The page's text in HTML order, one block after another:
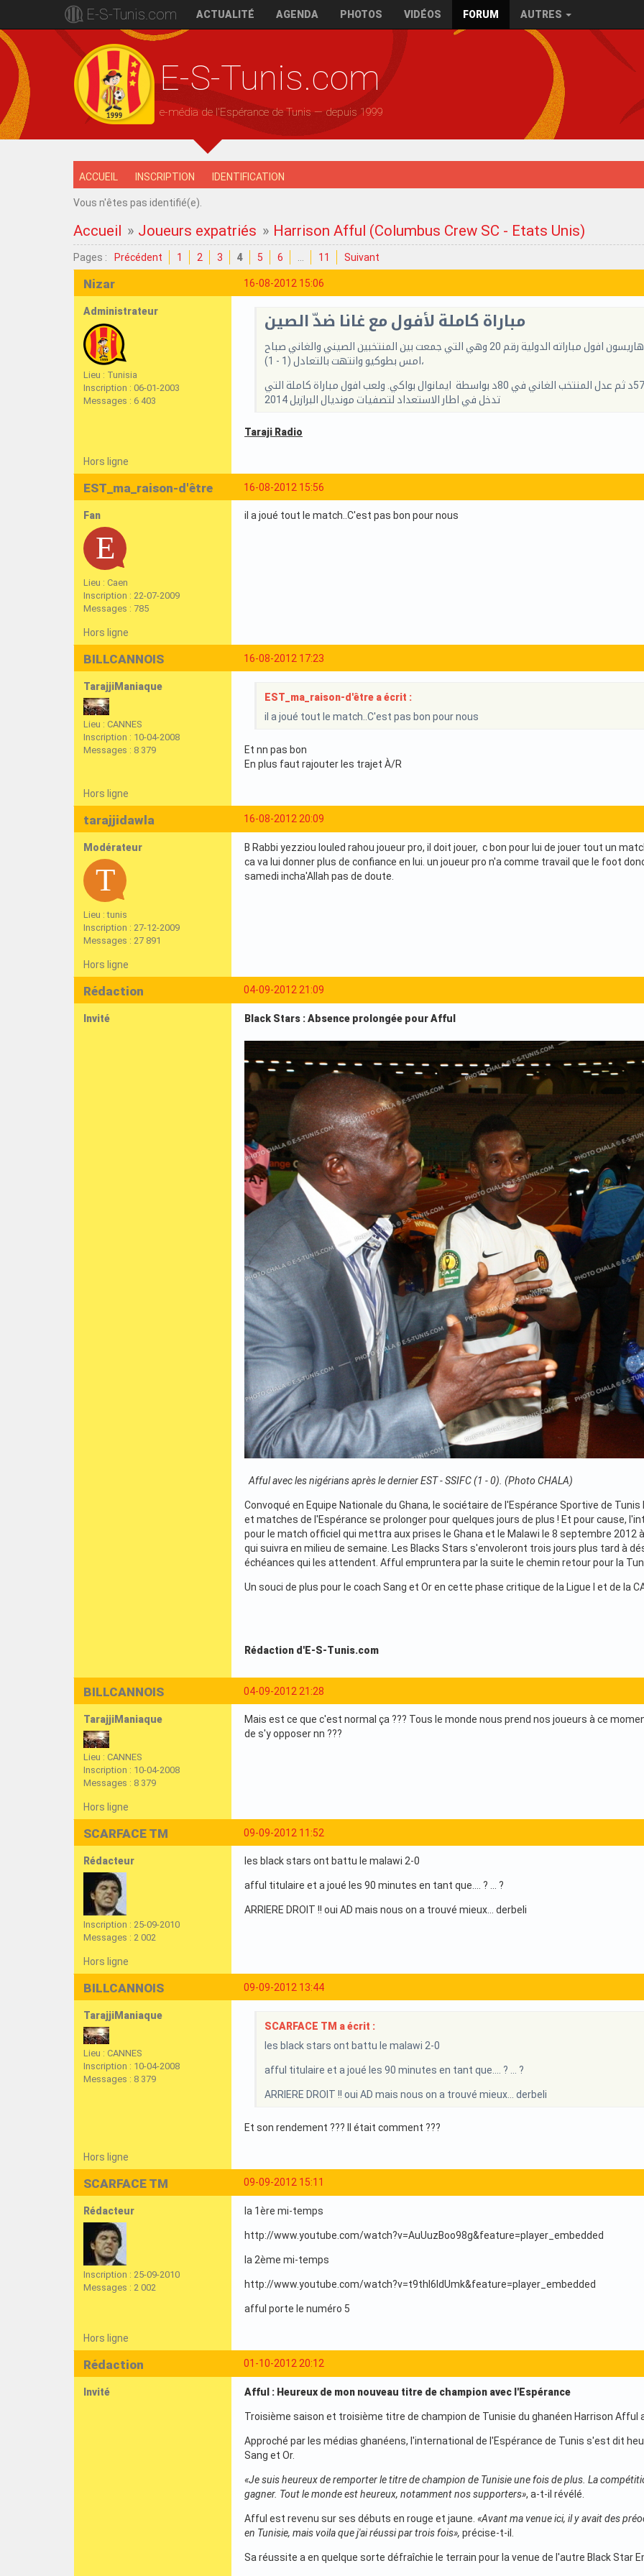
E-S-Tunis.com ACTUALITÉ AGENDA PHOTOS VIDÉOS FORUM AUTRES
E-S-Tunis.com
e-média de l'Espérance de Tunis — depuis 1999
ACCUEIL INSCRIPTION IDENTIFICATION
Vous n'êtes pas identifié(e).
Accueil » Joueurs expatriés » Harrison Afful (Columbus Crew SC - Etats Unis)
Pages : Précédent 1 2 3 4 5 6 11 Suivant
16-08-2012 15:06
Nizar
Administrateur
Lieu : Tunisia
Inscription : 06-01-2003
Messages : 6 403
مباراة كاملة لأفول مع غانا ضدّ الصين
خاض امس المدافع الدولي الغاني للترجي الرياضي هاريسون افول مباراته الدولية رقم 20 وهي التي جمعت بين المنتخبين الصيني والغاني صباح
امس بطوكيو وانتهت بالتعادل (1 - 1)،
حيث افتتح المنتخب الصيني النتيجة بواسطة غاو في 57د ثم عدل المنتخب الغاني في 80د بواسطة ايمانوال بواكي. ولعب افول مباراة كاملة التي
تدخل في اطار الاستعداد لتصفيات مونديال البرازيل 2014
Taraji Radio
Hors ligne
16-08-2012 15:56
EST_ma_raison-d'être
Fan
Lieu : Caen
Inscription : 22-07-2009
Messages : 785
il a joué tout le match..C'est pas bon pour nous
Hors ligne
16-08-2012 17:23
BILLCANNOIS
TarajjiManiaque
Lieu : CANNES
Inscription : 10-04-2008
Messages : 8 379
EST_ma_raison-d'être a écrit :
il a joué tout le match..C'est pas bon pour nous
Et nn pas bon
En plus faut rajouter les trajet À/R
Hors ligne
16-08-2012 20:09
tarajjidawla
Modérateur
Lieu : tunis
Inscription : 27-12-2009
Messages : 27 891
B Rabbi yezziou louled rahou joueur pro, il doit jouer, c bon pour lui de jouer tout un
ca va lui donner plus de confiance en lui. un joueur pro n'a comme travail que le foot
samedi incha'Allah pas de doute.
Hors ligne
04-09-2012 21:09
Rédaction
Invité Black Stars : Absence prolongée pour Afful
Afful avec les nigérians après le dernier EST - SSIFC (1 - 0). (Photo CHALA)
Convoqué en Equipe Nationale du Ghana, le sociétaire de l'Espérance Sportive de
et matches de l'Espérance se prolonger pour quelques jours de plus ! Et pour cause,
pour le match officiel qui mettra aux prises le Ghana et le Malawi le 8 septembre 2012
qui suivra en milieu de semaine. Les Blacks Stars s'envoleront trois jours plus tard à
échéances qui les attendent. Afful empruntera par la suite le chemin retour pour la
Un souci de plus pour le coach Sang et Or en cette phase critique de la Ligue I et de la
Rédaction d'E-S-Tunis.com
04-09-2012 21:28
BILLCANNOIS
TarajjiManiaque
Lieu : CANNES
Inscription : 10-04-2008
Messages : 8 379
Mais est ce que c'est normal ça ??? Tous le monde nous prend nos joueurs à ce
de s'y opposer nn ???
Hors ligne
09-09-2012 11:52
SCARFACE TM
Rédacteur
Inscription : 25-09-2010
Messages : 2 002
les black stars ont battu le malawi 2-0
afful titulaire et a joué les 90 minutes en tant que.... ? ... ?
ARRIERE DROIT !! oui AD mais nous on a trouvé mieux... derbeli
Hors ligne
09-09-2012 13:44
BILLCANNOIS
TarajjiManiaque
Lieu : CANNES
Inscription : 10-04-2008
Messages : 8 379
SCARFACE TM a écrit :
les black stars ont battu le malawi 2-0
afful titulaire et a joué les 90 minutes en tant que.... ? ... ?
ARRIERE DROIT !! oui AD mais nous on a trouvé mieux... derbeli
Et son rendement ??? Il était comment ???
Hors ligne
09-09-2012 15:11
SCARFACE TM
Rédacteur
Inscription : 25-09-2010
Messages : 2 002
la 1ère mi-temps
http://www.youtube.com/watch?v=AuUuzBoo98g&feature=player_embedded
la 2ème mi-temps
http://www.youtube.com/watch?v=t9thl6ldUmk&feature=player_embedded
afful porte le numéro 5
Hors ligne
01-10-2012 20:12
Rédaction
Invité Afful : Heureux de mon nouveau titre de champion avec l'Espérance
Troisième saison et troisième titre de champion de Tunisie du ghanéen Harrison Afful
Approché par les médias ghanéens, l'international de l'Espérance de Tunis s'est dit
Sang et Or.
«Je suis heureux de remporter le titre de champion de Tunisie une fois de plus. La
gagner. Tout le monde est heureux, notamment nos supporters», a-t-il révélé.
Afful est revenu sur ses débuts en rouge et jaune. «Avant ma venue ici, il y avait des
en Tunisie, mais voila que j'ai réussi par trois fois», précise-t-il.
Sa réussite a en quelque sorte défraîchie le terrain pour la venue de l'autre Black Star